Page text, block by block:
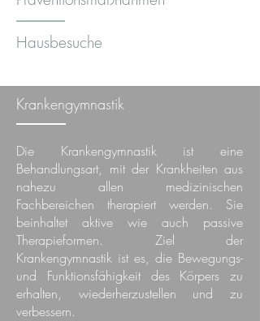
Hausbesuche
Krankengymnastik
Die Krankengymnastik ist eine
Behandlungsart, mit der Krankheiten aus
nahezu allen medizinischen
Fachbereichen therapiert werden. Sie
beinhaltet aktive wie auch passive
Therapieformen. Ziel der
Krankengymnastik ist es, die Bewegungs-
und Funktionsfähigkeit des Körpers zu
erhalten, wiederherzustellen und zu
verbessern.